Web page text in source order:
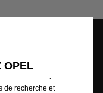
Demander un
essai
OPEL
permettent de vous
la convivialité et
de recherche et